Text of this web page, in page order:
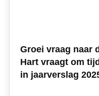
Groei vraag naar
Hart vraagt om
in jaarverslag